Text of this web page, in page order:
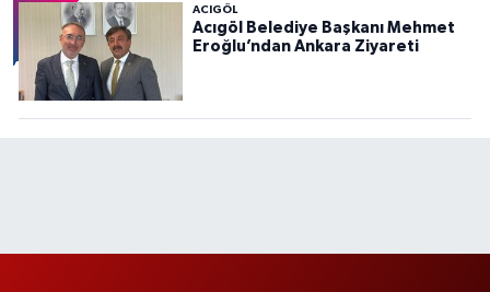
ACIGÖL
Acıgöl Belediye Başkanı Mehmet
Eroğlu’ndan Ankara Ziyareti